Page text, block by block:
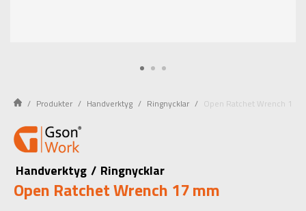
Produkter Handverktyg Ringnycklar Open Ratchet Wrench 17
Handverktyg / Ringnycklar
Open Ratchet Wrench 17 mm